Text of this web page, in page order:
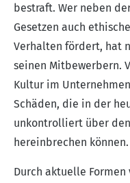
bestraft. Wer neben
Gesetzen auch
Verhalten fördert, hat
seinen Mitbewerbern.
Kultur im
Schäden, die in der
unkontrolliert über
hereinbrechen können.
Durch aktuelle